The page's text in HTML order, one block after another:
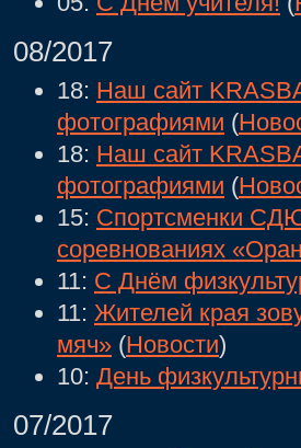
08/2017
18: Наш сайт
фотографиями (
18: Наш сайт
фотографиями (
15: Спортсменки
соревнованиях
11: С Днём
11: Жителей края
мяч» (Новости)
10: День
07/2017